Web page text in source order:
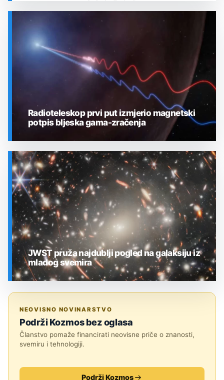
SVEMIR
Radioteleskop prvi put izmjerio magnetski
potpis bljeska gama-zračenja
JWST pruža najdublji pogled na galaksiju iz
mladog svemira
NEOVISNO NOVINARSTVO
Podrži Kozmos bez oglasa
Članstvo pomaže financirati neovisne priče o znanosti,
svemiru i tehnologiji.
Podrži Kozmos